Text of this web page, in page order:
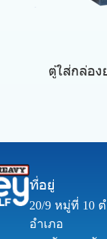
ตู้ใส่กล่อง
ที่อยู่
20/9 หมู่ที่ 10
อำเภอ